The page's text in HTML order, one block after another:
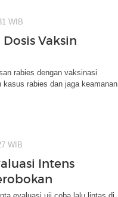
WIB
Vaksin
rabies dengan vaksinasi
rabies dan jaga keamanan
WIB
Intens